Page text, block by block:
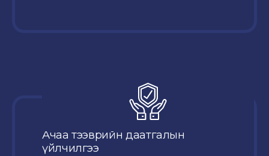
Ачаа тээврийн даатгалын
үйлчилгээ